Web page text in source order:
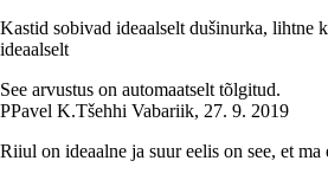
Kastid sobivad ideaalselt dušinurka, lihtne
ideaalselt
See arvustus on automaatselt tõlgitud.
PPavel K.Tšehhi Vabariik, 27. 9. 2019
Riiul on ideaalne ja suur eelis on see, et